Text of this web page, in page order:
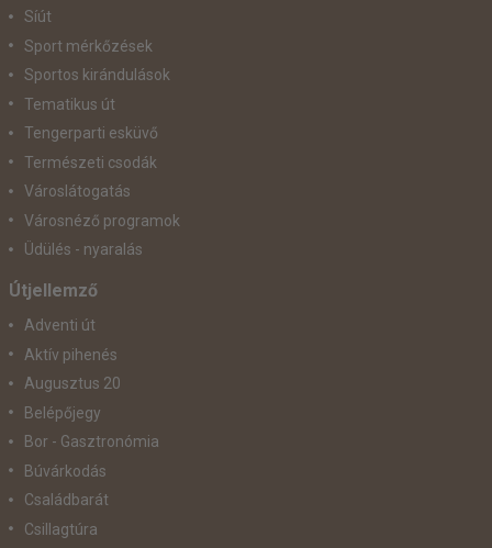
Síút
Sport mérkőzések
Sportos kirándulások
Tematikus út
Tengerparti esküvő
Természeti csodák
Városlátogatás
Városnéző programok
Üdülés - nyaralás
Útjellemző
Adventi út
Aktív pihenés
Augusztus 20
Belépőjegy
Bor - Gasztronómia
Búvárkodás
Családbarát
Csillagtúra